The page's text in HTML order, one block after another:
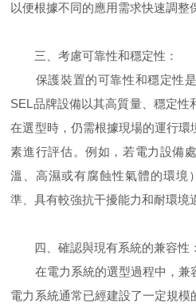
以便根據不同的應用需求快速調整
三、考慮可靠性和穩定性：
保護裝置的可靠性和穩定性是
SEL品牌設備以其高質量、穩定性
在選型時，仍需根據現場的運行環
素進行評估。例如，若電力設備
溫、高濕或有腐蝕性氣體的環境
準、具有較強抗干擾能力和耐環境
四、確認與現有系統的兼容性：
在電力系統的選型過程中，兼
電力系統通常已經建設了一定規